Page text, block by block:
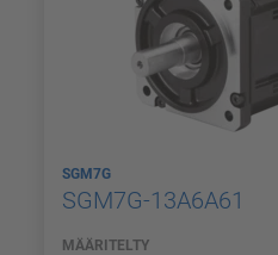
SGM7G
SGM7G-13A6A61
MÄÄRITELTY